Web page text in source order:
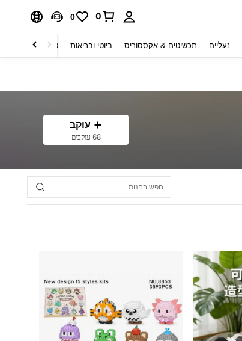
0
0
נעליים תכשיטים & אקססוריס ביוטי ובריאות טקסטיל לבית
עוקב
68 עוקבים